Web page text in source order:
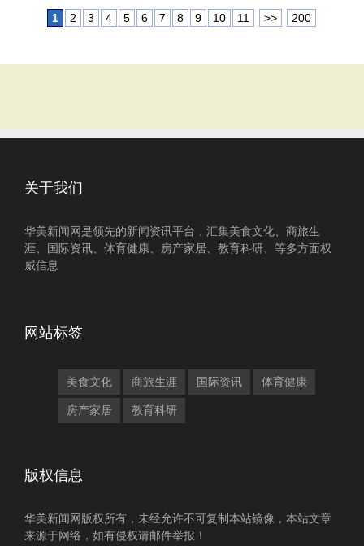
1 2 3 4 5 6 7 8 9 10 11 >> 200
关于我们
华美新闻网是领先的新闻资讯平台，汇集美食文化、商旅生
涯、国际资讯、体育健康、房产家居、教育科研、等多方面权
威信息
网站标签
美食文化 商旅生涯 国际资讯 体育健康
房产家居 教育科研
版权信息
华美新闻网版权所有，未经允许不可复制本站镜像，本站文章
来源于网络，如有侵权请邮件举报！